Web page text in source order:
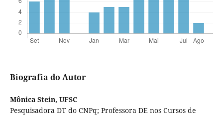
Biografia do Autor
Mônica Stein, UFSC
Pesquisadora DT do CNPq; Professora DE nos Cursos de